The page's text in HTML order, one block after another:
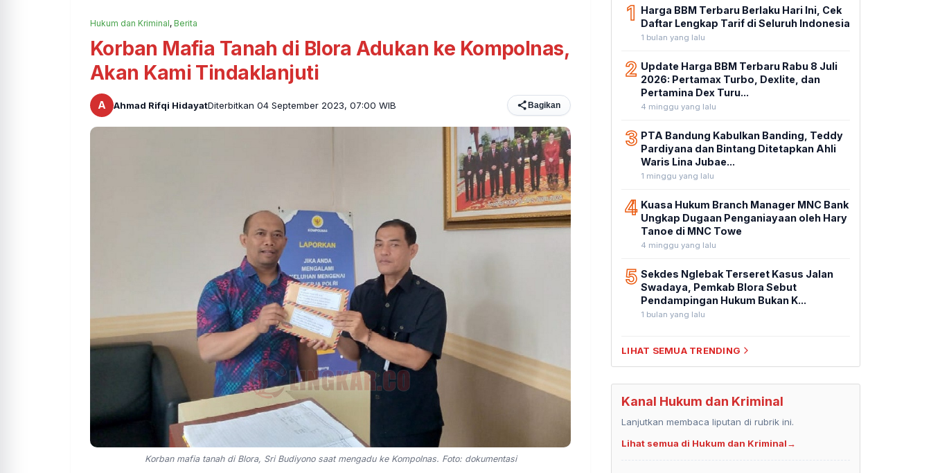
Hukum dan Kriminal, Berita
Korban Mafia Tanah di Blora Adukan ke Kompolnas,
Akan Kami Tindaklanjuti
A Ahmad Rifqi HidayatDiterbitkan 04 September 2023, 07:00 WIB Bagikan
Korban mafia tanah di Blora, Sri Budiyono saat mengadu ke Kompolnas. Foto: dokumentasi
1 Harga BBM Terbaru Berlaku Hari Ini, Cek
Daftar Lengkap Tarif di Seluruh Indonesia
1 bulan yang lalu
2 Update Harga BBM Terbaru Rabu 8 Juli
2026: Pertamax Turbo, Dexlite, dan
Pertamina Dex Turu...
4 minggu yang lalu
3 PTA Bandung Kabulkan Banding, Teddy
Pardiyana dan Bintang Ditetapkan Ahli
Waris Lina Jubae...
1 minggu yang lalu
4 Kuasa Hukum Branch Manager MNC Bank
Ungkap Dugaan Penganiayaan oleh Hary
Tanoe di MNC Towe
4 minggu yang lalu
5 Sekdes Nglebak Terseret Kasus Jalan
Swadaya, Pemkab Blora Sebut
Pendampingan Hukum Bukan K...
1 bulan yang lalu
LIHAT SEMUA TRENDING
Kanal Hukum dan Kriminal
Lanjutkan membaca liputan di rubrik ini.
Lihat semua di Hukum dan Kriminal→